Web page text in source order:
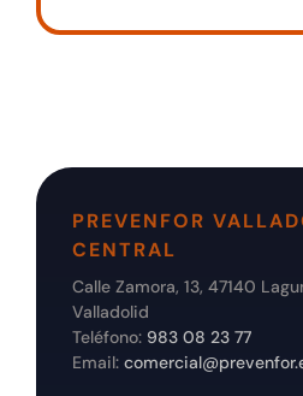
PREVENFOR
CENTRAL
Calle Zamora, 13, 47140
Valladolid
Teléfono: 983 08 23 77
Email: